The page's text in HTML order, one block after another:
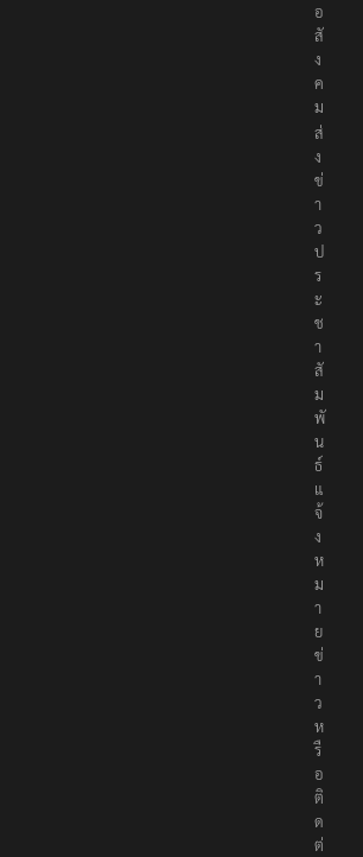
อ
สั
ง
ค
ม
ส่
ง
ข่
า
ว
ป
ร
ะ
ช
า
สั
ม
พั
น
ธ์
แ
จ้
ง
ห
ม
า
ย
ข่
า
ว
ห
รื
อ
ติ
ด
ต่